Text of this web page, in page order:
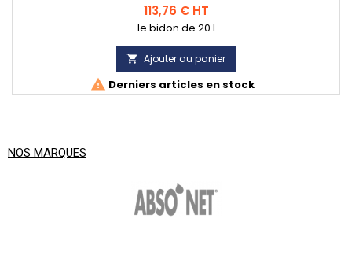
Prix
113,76 € HT
le bidon de 20 l
 Ajouter au panier
 Derniers articles en stock
NOS MARQUES